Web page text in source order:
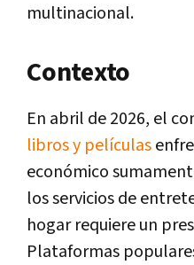
multinacional.
Contexto
En abril de 2026, el
libros y películas
económico
los servicios de
hogar requiere un
Plataformas